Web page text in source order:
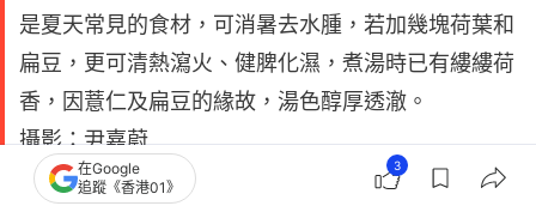
是夏天常見的食材，可消暑去水腫，若加幾塊荷葉和
扁豆，更可清熱瀉火、健脾化濕，煮湯時已有縷縷荷
香，因薏仁及扁豆的緣故，湯色醇厚透澈。
攝影：尹嘉蔚
在Google
追蹤《香港01》
3